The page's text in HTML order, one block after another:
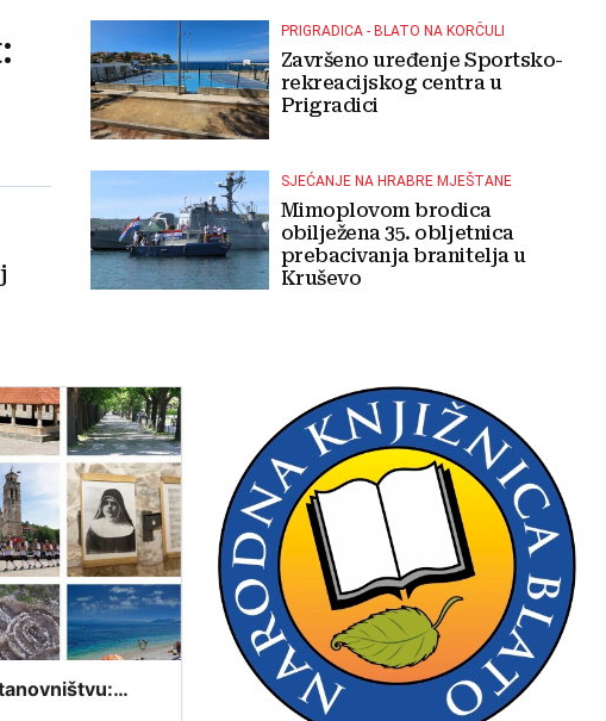
PRIGRADICA - BLATO NA KORČULI
Završeno uređenje Sportsko-
rekreacijskog centra u
Prigradici
SJEĆANJE NA HRABRE MJEŠTANE
Mimoplovom brodica
obilježena 35. obljetnica
prebacivanja branitelja u
Kruševo